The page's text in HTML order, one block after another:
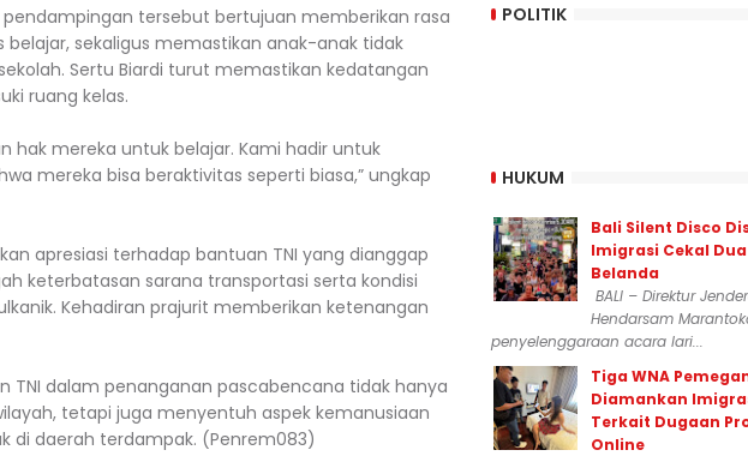
tersebut bertujuan memberikan rasa
sekaligus memastikan anak-anak tidak
Sertu Biardi turut memastikan kedatangan
ruang kelas.
hak mereka untuk belajar. Kami hadir untuk
mereka bisa beraktivitas seperti biasa,” ungkap
apresiasi terhadap bantuan TNI yang dianggap
keterbatasan sarana transportasi serta kondisi
Kehadiran prajurit memberikan ketenangan
TNI dalam penanganan pascabencana tidak hanya
tetapi juga menyentuh aspek kemanusiaan
di daerah terdampak. (Penrem083)
POLITIK
HUKUM
Bali Silent Disco
Imigrasi Cekal Dua
Belanda
BALI – Direktur
Hendarsam
penyelenggaraan acara lari...
Tiga WNA
Diamankan
Terkait Dugaan
Online